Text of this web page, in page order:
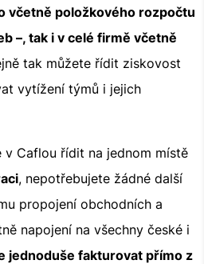
včetně položkového rozpočtu
–, tak i v celé firmě včetně
tak můžete řídit ziskovost
vytížení týmů i jejich
v Caflou řídit na jednom místě
, nepotřebujete žádné další
propojení obchodních a
napojení na všechny české i
jednoduše fakturovat přímo z